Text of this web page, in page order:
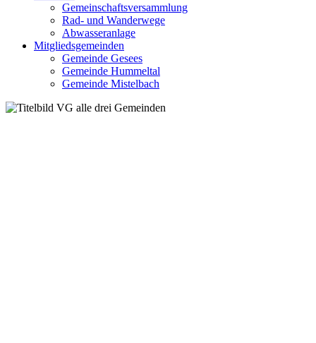
Gemeinschaftsversammlung
Rad- und Wanderwege
Abwasseranlage
Mitgliedsgemeinden
Gemeinde Gesees
Gemeinde Hummeltal
Gemeinde Mistelbach